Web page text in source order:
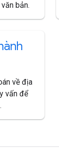
bản.
về địa
vấn để